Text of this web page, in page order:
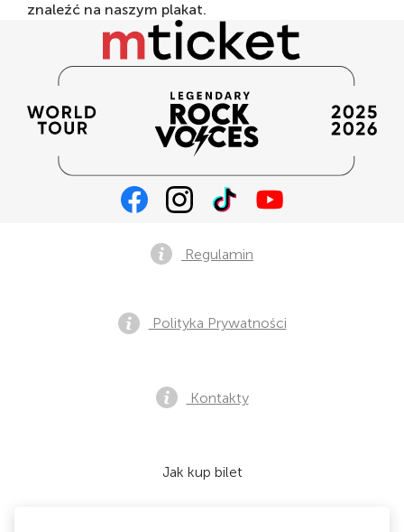
znaleźć na naszym plakat.
Regulamin
Polityka Prywatności
Kontakty
Jak kup bilet